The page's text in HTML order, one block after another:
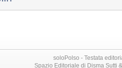
soloPolso - Testata
Spazio Editoriale di Disma Sutti